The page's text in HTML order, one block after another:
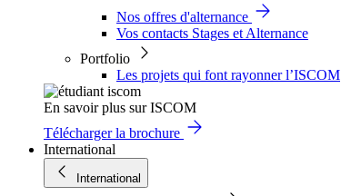
Nos offres d'alternance
Vos contacts Stages et Alternance
Portfolio
Les projets qui font rayonner l’ISCOM
En savoir plus sur ISCOM
Télécharger la brochure
International
International